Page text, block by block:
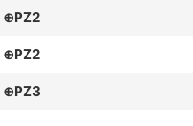
⊕PZ2
⊕PZ2
⊕PZ3